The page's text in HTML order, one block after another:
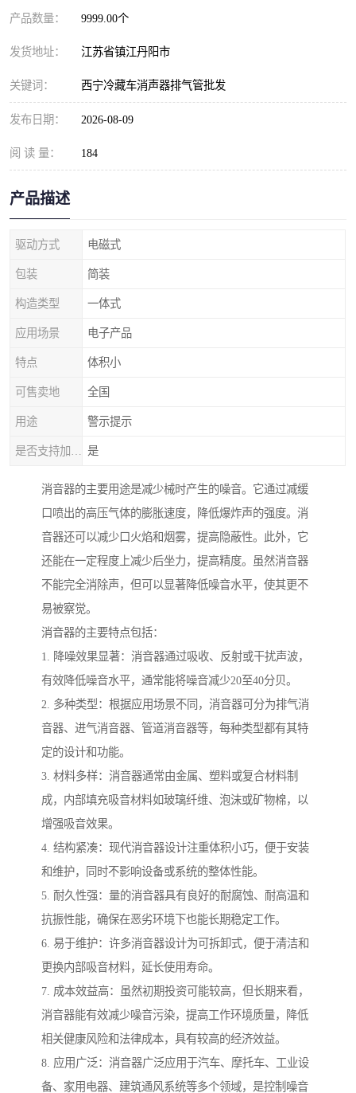
产品数量： 9999.00个
发货地址： 江苏省镇江丹阳市
关键词： 西宁冷藏车消声器排气管批发
发布日期： 2026-08-09
阅 读 量： 184
产品描述
驱动方式 电磁式
包装 简装
构造类型 一体式
应用场景 电子产品
特点 体积小
可售卖地 全国
用途 警示提示
是
消音器的主要用途是减少械时产生的噪音。它通过减缓
口喷出的高压气体的膨胀速度，降低爆炸声的强度。消
音器还可以减少口火焰和烟雾，提高隐蔽性。此外，它
还能在一定程度上减少后坐力，提高精度。虽然消音器
不能完全消除声，但可以显著降低噪音水平，使其更不
易被察觉。
消音器的主要特点包括：
1. 降噪效果显著：消音器通过吸收、反射或干扰声波，
有效降低噪音水平，通常能将噪音减少20至40分贝。
2. 多种类型：根据应用场景不同，消音器可分为排气消
音器、进气消音器、管道消音器等，每种类型都有其特
定的设计和功能。
3. 材料多样：消音器通常由金属、塑料或复合材料制
成，内部填充吸音材料如玻璃纤维、泡沫或矿物棉，以
增强吸音效果。
4. 结构紧凑：现代消音器设计注重体积小巧，便于安装
和维护，同时不影响设备或系统的整体性能。
5. 耐久性强：量的消音器具有良好的耐腐蚀、耐高温和
抗振性能，确保在恶劣环境下也能长期稳定工作。
6. 易于维护：许多消音器设计为可拆卸式，便于清洁和
更换内部吸音材料，延长使用寿命。
7. 成本效益高：虽然初期投资可能较高，但长期来看，
消音器能有效减少噪音污染，提高工作环境质量，降低
相关健康风险和法律成本，具有较高的经济效益。
8. 应用广泛：消音器广泛应用于汽车、摩托车、工业设
备、家用电器、建筑通风系统等多个领域，是控制噪音